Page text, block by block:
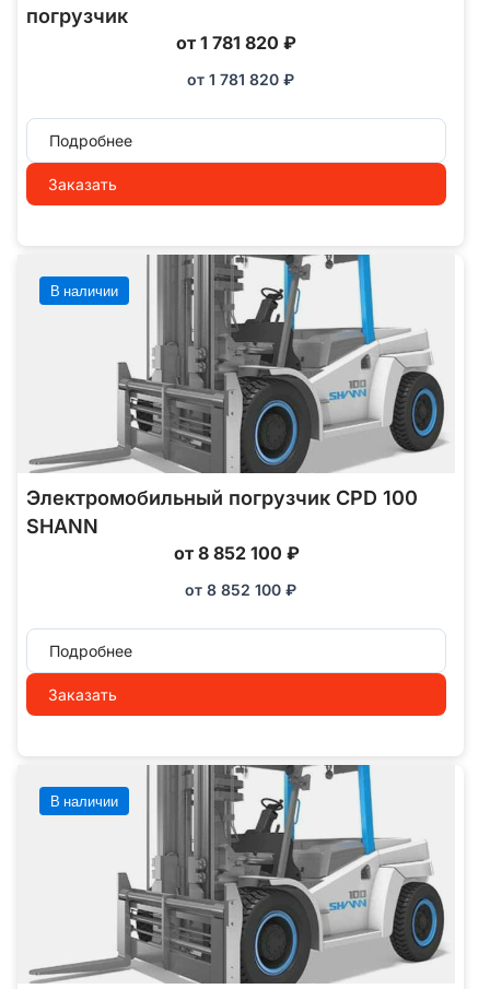
погрузчик
от 1 781 820 ₽
от 1 781 820 ₽
Подробнее
Заказать
В наличии
Электромобильный погрузчик CPD 100
SHANN
от 8 852 100 ₽
от 8 852 100 ₽
Подробнее
Заказать
В наличии